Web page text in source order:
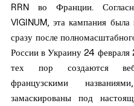
RRN во Франции.
VIGINUM, эта кампания была
сразу после
России в Украину 24 февраля
тех пор создаются
французскими
замаскированы под